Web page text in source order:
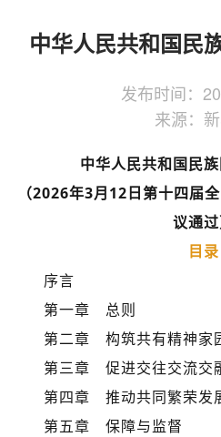
侨务工作 区县动态
中华人民共和国民
发布时间：
来源：
中华人民共和国民
（2026年3月12日第十四届
议通过
目录
序言
第一章 总则
第二章 构筑共有精神家
第三章 促进交往交流交
第四章 推动共同繁荣发
第五章 保障与监督